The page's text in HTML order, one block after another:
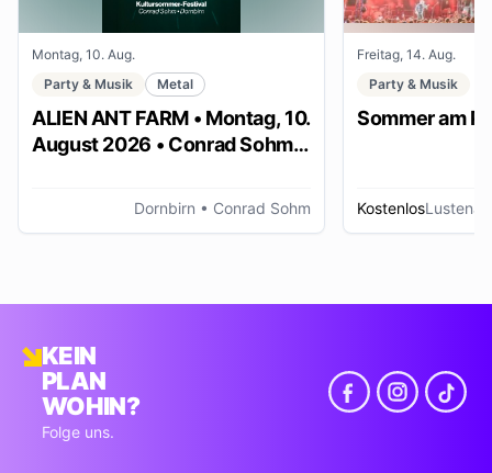
Montag, 10. Aug.
Party & Musik
Metal
ALIEN ANT FARM • Montag, 10.
August 2026 • Conrad Sohm
Dornbirn • Conrad Sohm
Freitag, 14. Aug.
Party & Musik
Sommer am
KostenlosLustenau
KEIN
PLAN
WOHIN?
Folge uns.